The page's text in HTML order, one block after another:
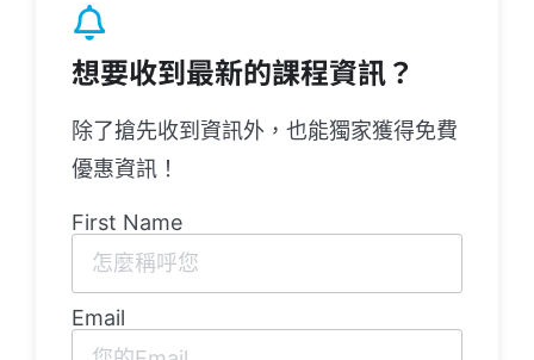
想要收到最新的課程資訊？
除了搶先收到資訊外，也能獨家獲得免費
優惠資訊！
First Name
Email